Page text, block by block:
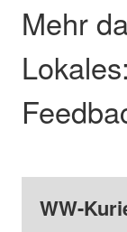
Mehr
Lokales:
WW-